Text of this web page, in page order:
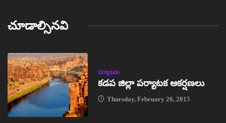
చూడాల్సినవి
పర్యాటకం
కడప జిల్లా పర్యాటక ఆకర్షణలు
Thursday, February 26, 2015